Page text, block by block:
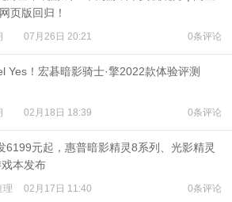
页版回归！
07月26日 20:21 0条评论
Yes！宏碁暗影骑士·擎2022款体验评测
02月18日 18:39 0条评论
6199元起，惠普暗影精灵8系列、光影精灵
本发布
理 02月17日 11:40 0条评论